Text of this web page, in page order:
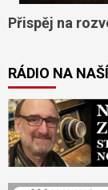
Přispěj na
RÁDIO NA